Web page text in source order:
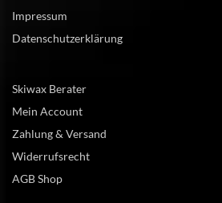
Impressum
Datenschutzerklärung
Skiwax Berater
Mein Account
Zahlung & Versand
Widerrufsrecht
AGB Shop